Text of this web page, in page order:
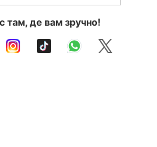
там, де вам зручно!